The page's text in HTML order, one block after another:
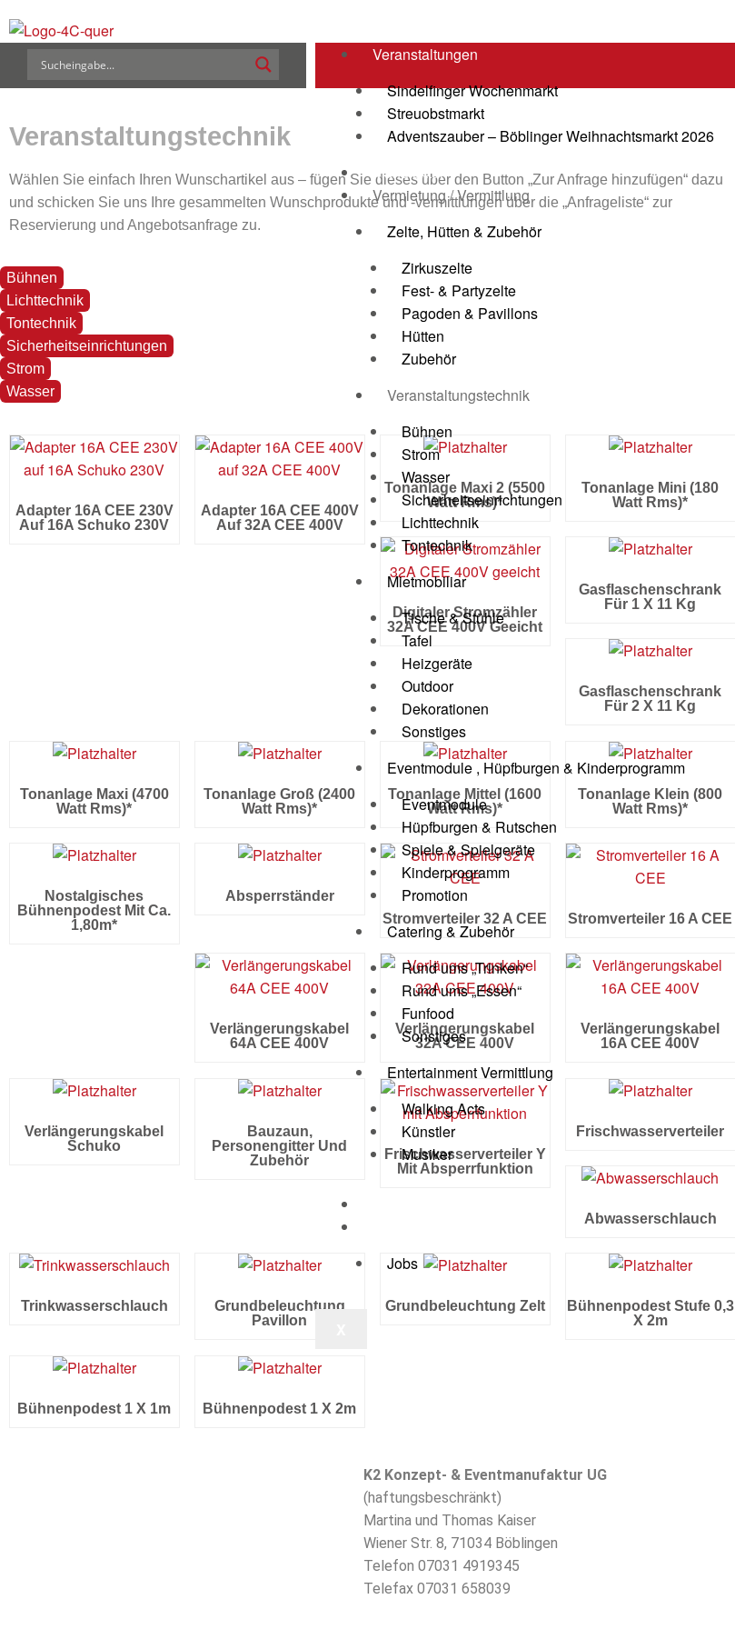
Veranstaltungen
Sindelfinger Wochenmarkt
Streuobstmarkt
Adventszauber – Böblinger Weihnachtsmarkt 2026
Manufaktur
Vermietung / Vermittlung
Zelte, Hütten & Zubehör
Zirkuszelte
Fest- & Partyzelte
Pagoden & Pavillons
Hütten
Zubehör
Veranstaltungstechnik
Bühnen
Strom
Wasser
Sicherheitseinrichtungen
Lichttechnik
Tontechnik
Mietmobiliar
Tische & Stühle
Tafel
Heizgeräte
Outdoor
Dekorationen
Sonstiges
Eventmodule , Hüpfburgen & Kinderprogramm
Eventmodule
Hüpfburgen & Rutschen
Spiele & Spielgeräte
Kinderprogramm
Promotion
Catering & Zubehör
Rund ums „Trinken“
Rund ums „Essen“
Funfood
Sonstiges
Entertainment Vermittlung
Walking Acts
Künstler
Musiker
Jobs
Veranstaltungstechnik
Wählen Sie einfach Ihren Wunschartikel aus – fügen Sie dieses über den Button „Zur Anfrage hinzufügen“ dazu
und schicken Sie uns Ihre gesammelten Wunschprodukte und -vermittlungen über die „Anfrageliste“ zur
Reservierung und Angebotsanfrage zu.
Bühnen
Lichttechnik
Tontechnik
Sicherheitseinrichtungen
Strom
Wasser
Adapter 16A CEE 230V
Auf 16A Schuko 230V
Adapter 16A CEE 400V
Auf 32A CEE 400V
Tonanlage Maxi 2 (5500
Watt Rms)*
Tonanlage Mini (180
Watt Rms)*
Digitaler Stromzähler
32A CEE 400V Geeicht
Gasflaschenschrank
Für 1 X 11 Kg
Gasflaschenschrank
Für 2 X 11 Kg
Tonanlage Maxi (4700
Watt Rms)*
Tonanlage Groß (2400
Watt Rms)*
Tonanlage Mittel (1600
Watt Rms)*
Tonanlage Klein (800
Watt Rms)*
Nostalgisches
Bühnenpodest Mit Ca.
1,80m*
Absperrständer
Stromverteiler 32 A CEE
Stromverteiler 16 A CEE
Verlängerungskabel
64A CEE 400V
Verlängerungskabel
32A CEE 400V
Verlängerungskabel
16A CEE 400V
Verlängerungskabel
Schuko
Bauzaun,
Personengitter Und
Zubehör
Frischwasserverteiler Y
Mit Absperrfunktion
Frischwasserverteiler
Abwasserschlauch
Trinkwasserschlauch
Grundbeleuchtung
Pavillon
Grundbeleuchtung Zelt
Bühnenpodest Stufe 0,3
X 2m
Bühnenpodest 1 X 1m Bühnenpodest 1 X 2m
K2 Konzept- & Eventmanufaktur UG
(haftungsbeschränkt)
Martina und Thomas Kaiser
Wiener Str. 8, 71034 Böblingen
Telefon 07031 4919345
Telefax 07031 658039